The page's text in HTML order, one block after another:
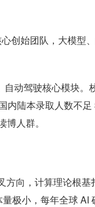
创始团队，大模型
动驾驶核心模块。
内陆本录取人数不
人群。
向，计算理论根基
极小，每年全球 AI